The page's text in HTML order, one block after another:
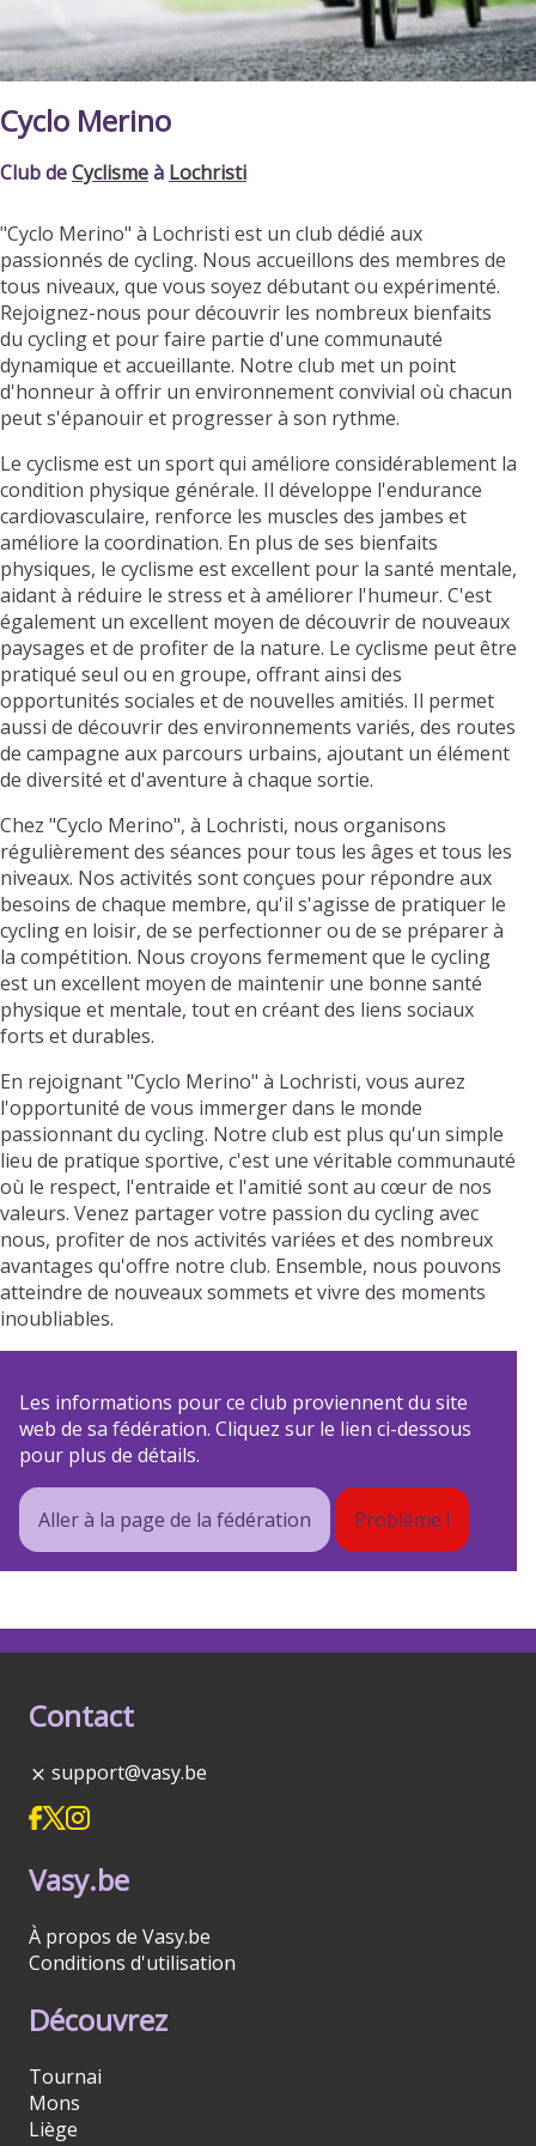
Cyclo Merino
Club deCyclismeà Lochristi
"Cyclo Merino" à Lochristi est un club dédié aux
passionnés de cycling. Nous accueillons des membres de
tous niveaux, que vous soyez débutant ou expérimenté.
Rejoignez-nous pour découvrir les nombreux bienfaits
du cycling et pour faire partie d'une communauté
dynamique et accueillante. Notre club met un point
d'honneur à offrir un environnement convivial où chacun
peut s'épanouir et progresser à son rythme.
Le cyclisme est un sport qui améliore considérablement la
condition physique générale. Il développe l'endurance
cardiovasculaire, renforce les muscles des jambes et
améliore la coordination. En plus de ses bienfaits
physiques, le cyclisme est excellent pour la santé mentale,
aidant à réduire le stress et à améliorer l'humeur. C'est
également un excellent moyen de découvrir de nouveaux
paysages et de profiter de la nature. Le cyclisme peut être
pratiqué seul ou en groupe, offrant ainsi des
opportunités sociales et de nouvelles amitiés. Il permet
aussi de découvrir des environnements variés, des routes
de campagne aux parcours urbains, ajoutant un élément
de diversité et d'aventure à chaque sortie.
Chez "Cyclo Merino", à Lochristi, nous organisons
régulièrement des séances pour tous les âges et tous les
niveaux. Nos activités sont conçues pour répondre aux
besoins de chaque membre, qu'il s'agisse de pratiquer le
cycling en loisir, de se perfectionner ou de se préparer à
la compétition. Nous croyons fermement que le cycling
est un excellent moyen de maintenir une bonne santé
physique et mentale, tout en créant des liens sociaux
forts et durables.
En rejoignant "Cyclo Merino" à Lochristi, vous aurez
l'opportunité de vous immerger dans le monde
passionnant du cycling. Notre club est plus qu'un simple
lieu de pratique sportive, c'est une véritable communauté
où le respect, l'entraide et l'amitié sont au cœur de nos
valeurs. Venez partager votre passion du cycling avec
nous, profiter de nos activités variées et des nombreux
avantages qu'offre notre club. Ensemble, nous pouvons
atteindre de nouveaux sommets et vivre des moments
inoubliables.
Les informations pour ce club proviennent du site
web de sa fédération. Cliquez sur le lien ci-dessous
pour plus de détails.
Aller à la page de la fédération Problème !
Contact
support@vasy.be
Vasy.be
À propos de Vasy.be
Conditions d'utilisation
Découvrez
Tournai
Mons
Liège